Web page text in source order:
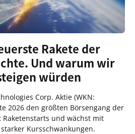
Rakete der
Und warum wir
würden
Corp. Aktie (WKN:
2026 den größten Börsengang der
und wächst mit
Kursschwankungen.